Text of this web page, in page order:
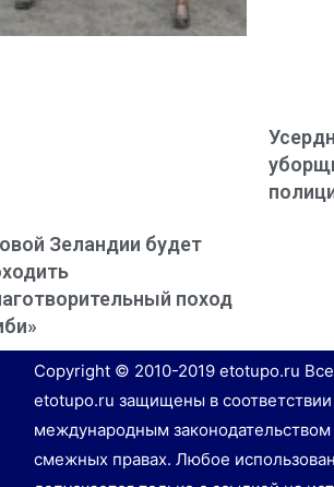
Зеландии будет
поход
Copyright © 2010-2019 etotupo.ru
etotupo.ru защищены в
международным
смежных правах. Любое